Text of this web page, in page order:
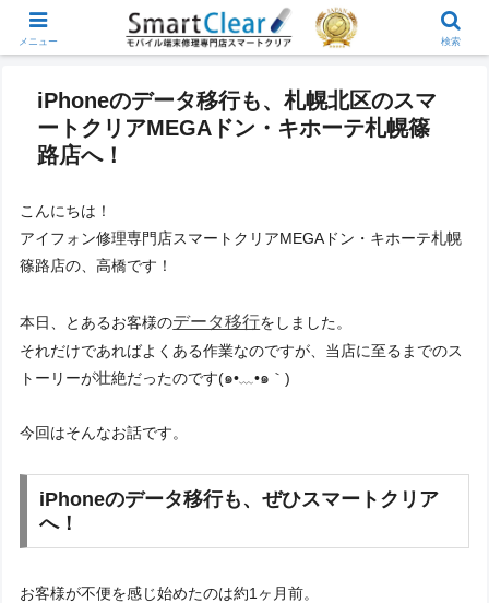
iPhoneのデータ移行も、札幌北区のスマ
ートクリアMEGAドン・キホーテ札幌篠
路店へ！
こんにちは！
アイフォン修理専門店スマートクリアMEGAドン・キホーテ札幌
篠路店の、高橋です！
本日、とあるお客様のデータ移行をしました。
それだけであればよくある作業なのですが、当店に至るまでのス
トーリーが壮絶だったのです(๑•﹏•๑｀)
今回はそんなお話です。
iPhoneのデータ移行も、ぜひスマートクリア
へ！
お客様が不便を感じ始めたのは約1ヶ月前。
メニュー 検索